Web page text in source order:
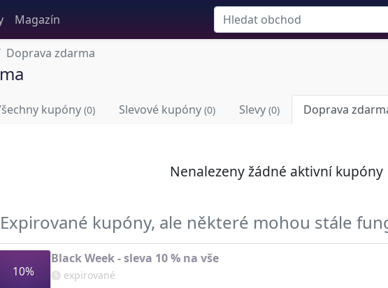
Magazín
Doprava zdarma
kupóny (0) Slevové kupóny (0) Slevy (0) Doprava
Nenalezeny žádné aktivní kupóny
Expirované kupóny, ale některé mohou stále
10%
Black Week - sleva 10 % na vše
expirované